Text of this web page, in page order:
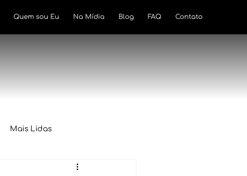
Quem sou Eu Na Mídia Blog FAQ Contato
Mais Lidas